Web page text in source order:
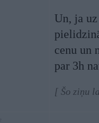
Un, ja
cenu un
par 3h
[ Šo ziņu